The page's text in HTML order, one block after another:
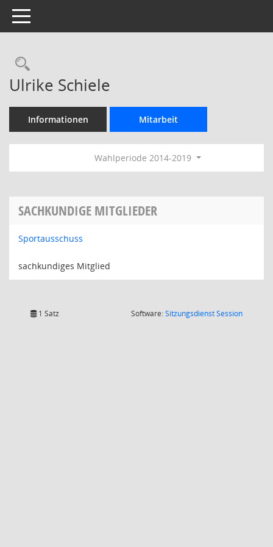
Toggle navigation
Rechercheauswahl
Ulrike Schiele
Informationen Mitarbeit
Wahlperiode 2014-2019
SACHKUNDIGE MITGLIEDER
Sportausschuss
sachkundiges Mitglied
1 Satz Software:SitzungsdienstSession(Wird in